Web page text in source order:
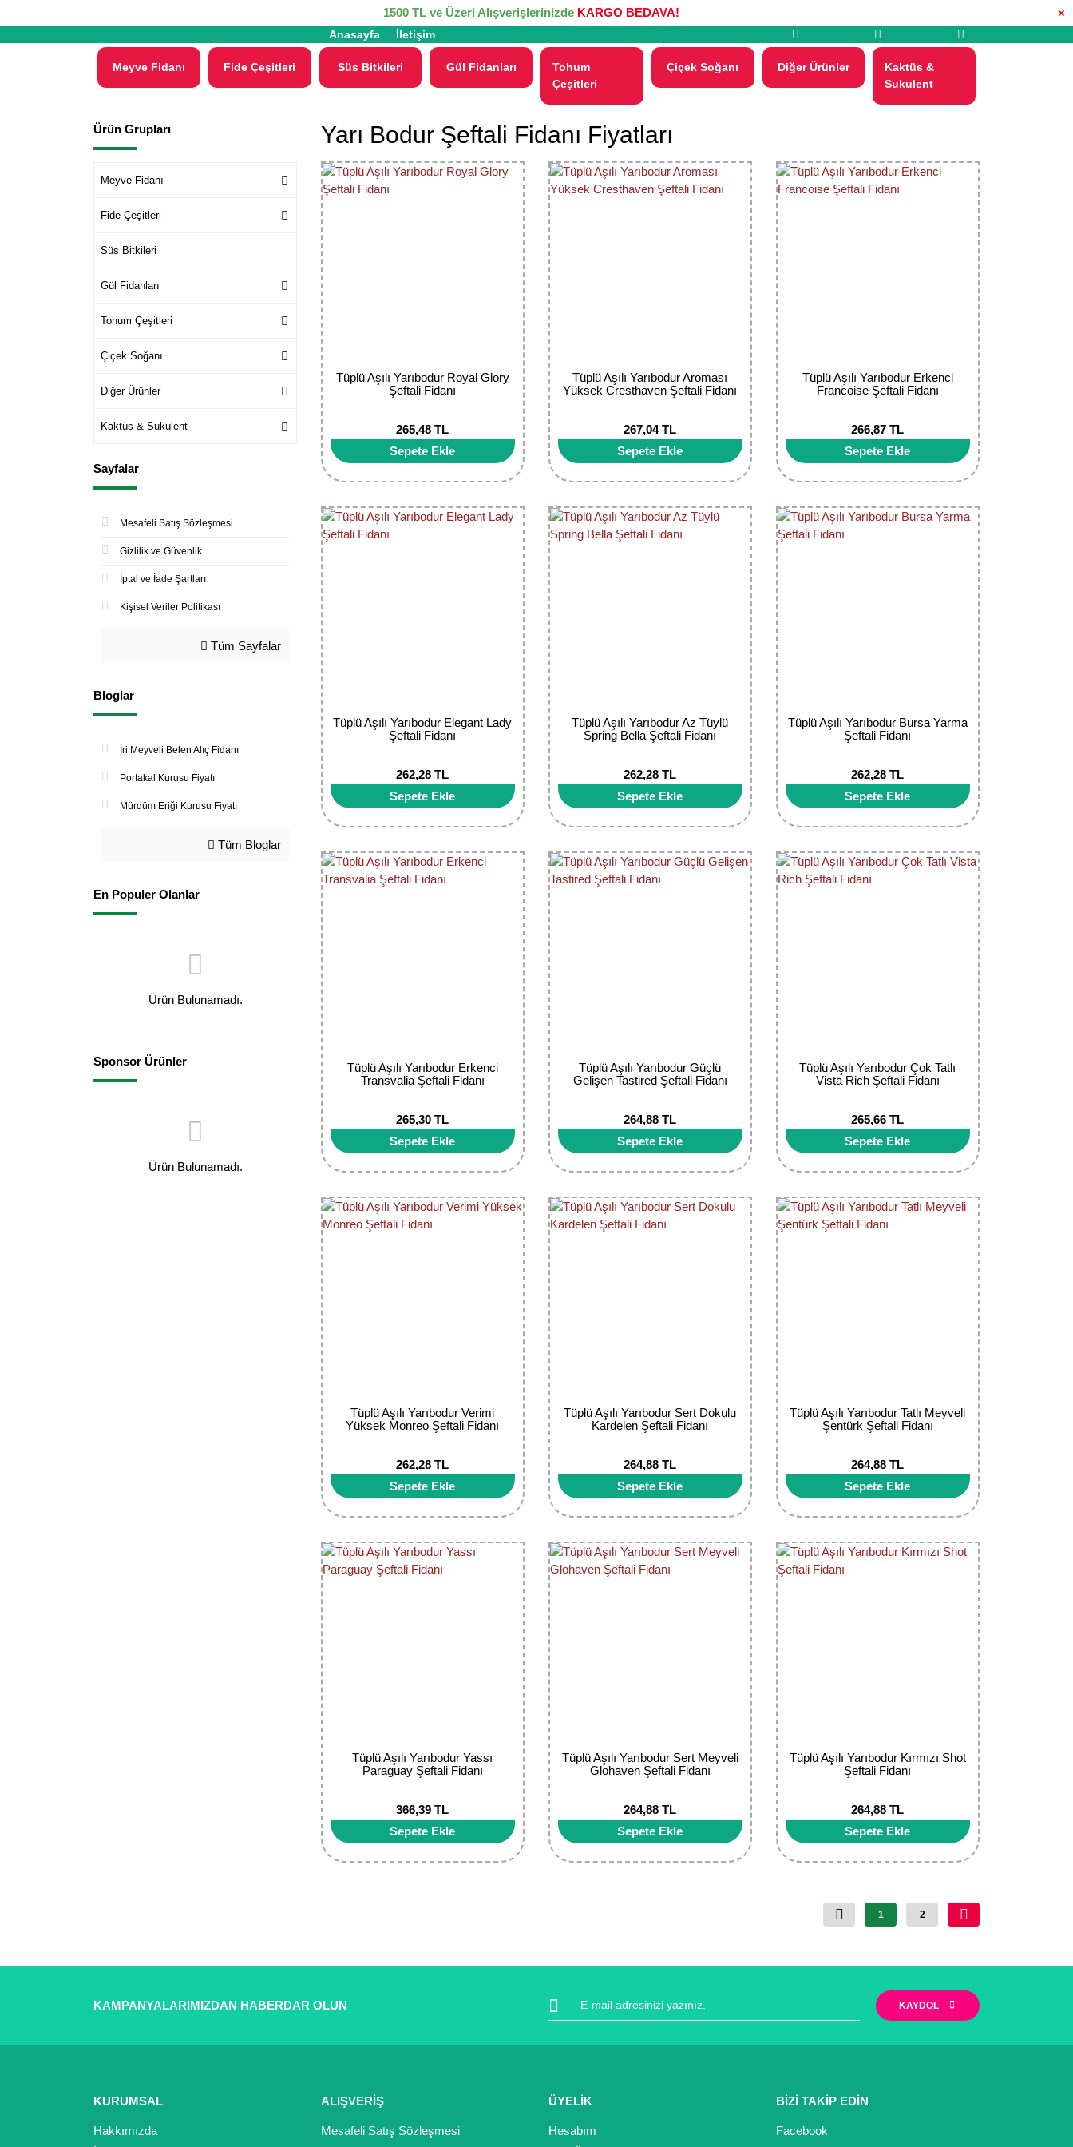
×
1500 TL ve Üzeri Alışverişlerinizde KARGO BEDAVA!
Anasayfa İletişim
Meyve Fidanı Fide Çeşitleri Süs Bitkileri Gül Fidanları
Tohum
Çeşitleri
Çiçek Soğanı Diğer Ürünler
Kaktüs &
Sukulent
Ürün Grupları
Meyve Fidanı
Fide Çeşitleri
Süs Bitkileri
Gül Fidanları
Tohum Çeşitleri
Çiçek Soğanı
Diğer Ürünler
Kaktüs & Sukulent
Sayfalar
Mesafeli Satış Sözleşmesi
Gizlilik ve Güvenlik
İptal ve İade Şartları
Kişisel Veriler Politikası
Tüm Sayfalar
Bloglar
İri Meyveli Belen Alıç Fidanı
Portakal Kurusu Fiyatı
Mürdüm Eriği Kurusu Fiyatı
Tüm Bloglar
En Populer Olanlar
Ürün Bulunamadı.
Sponsor Ürünler
Ürün Bulunamadı.
Yarı Bodur Şeftali Fidanı Fiyatları
Tüplü Aşılı Yarıbodur Royal Glory
Şeftali Fidanı
265,48 TL
Sepete Ekle
Tüplü Aşılı Yarıbodur Aroması
Yüksek Cresthaven Şeftali Fidanı
267,04 TL
Sepete Ekle
Tüplü Aşılı Yarıbodur Erkenci
Francoise Şeftali Fidanı
266,87 TL
Sepete Ekle
Tüplü Aşılı Yarıbodur Elegant Lady
Şeftali Fidanı
262,28 TL
Sepete Ekle
Tüplü Aşılı Yarıbodur Az Tüylü
Spring Bella Şeftali Fidanı
262,28 TL
Sepete Ekle
Tüplü Aşılı Yarıbodur Bursa Yarma
Şeftali Fidanı
262,28 TL
Sepete Ekle
Tüplü Aşılı Yarıbodur Erkenci
Transvalia Şeftali Fidanı
265,30 TL
Sepete Ekle
Tüplü Aşılı Yarıbodur Güçlü
Gelişen Tastired Şeftali Fidanı
264,88 TL
Sepete Ekle
Tüplü Aşılı Yarıbodur Çok Tatlı
Vista Rich Şeftali Fidanı
265,66 TL
Sepete Ekle
Tüplü Aşılı Yarıbodur Verimi
Yüksek Monreo Şeftali Fidanı
262,28 TL
Sepete Ekle
Tüplü Aşılı Yarıbodur Sert Dokulu
Kardelen Şeftali Fidanı
264,88 TL
Sepete Ekle
Tüplü Aşılı Yarıbodur Tatlı Meyveli
Şentürk Şeftali Fidanı
264,88 TL
Sepete Ekle
Tüplü Aşılı Yarıbodur Yassı
Paraguay Şeftali Fidanı
366,39 TL
Sepete Ekle
Tüplü Aşılı Yarıbodur Sert Meyveli
Glohaven Şeftali Fidanı
264,88 TL
Sepete Ekle
Tüplü Aşılı Yarıbodur Kırmızı Shot
Şeftali Fidanı
264,88 TL
Sepete Ekle
1 2
KAMPANYALARIMIZDAN HABERDAR OLUN KAYDOL
KURUMSAL
Hakkımızda
ALIŞVERİŞ
Mesafeli Satış Sözleşmesi
ÜYELİK
Hesabım
BİZİ TAKİP EDİN
Facebook